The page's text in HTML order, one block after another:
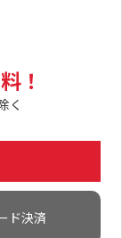
！
く
ド決済